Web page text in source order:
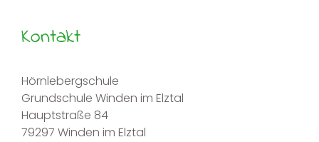
Kontakt
Hörnlebergschule
Grundschule Winden im Elztal
Hauptstraße 84
79297 Winden im Elztal